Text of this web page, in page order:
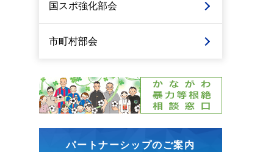
国スポ強化部会
市町村部会
パートナーシップのご案内